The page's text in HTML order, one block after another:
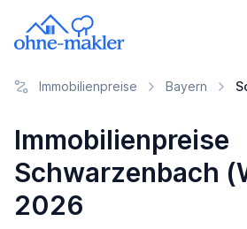
Immobilienpreise Bayern
Immobilienpreise
Schwarzenbach
2026